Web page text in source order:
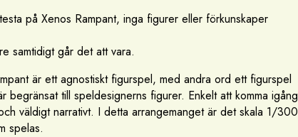
på Xenos Rampant, inga figurer eller förkunskaper
samtidigt går det att vara.
är ett agnostiskt figurspel, med andra ord ett figurspel
begränsat till speldesignerns figurer. Enkelt att komma igång
väldigt narrativt. I detta arrangemanget är det skala 1/300
spelas.